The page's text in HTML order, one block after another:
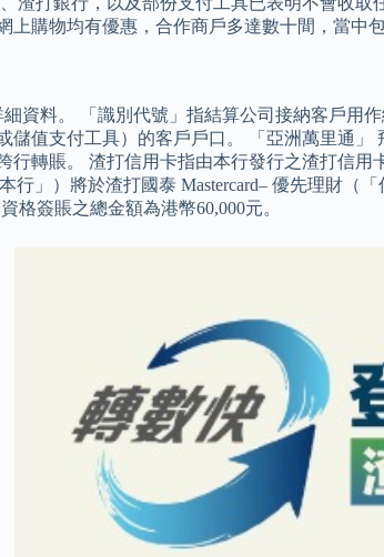
購物均有優惠，合作商戶多達數十間，當中
資料。 「識別代號」指結算公司接納客戶
值支付工具）的客戶戶口。 「亞洲萬里通
行轉賬。 渣打信用卡指由本行發行之渣打
行」）將於渣打國泰 Mastercard– 優先理財
格簽賬之總金額為港幣60,000元。